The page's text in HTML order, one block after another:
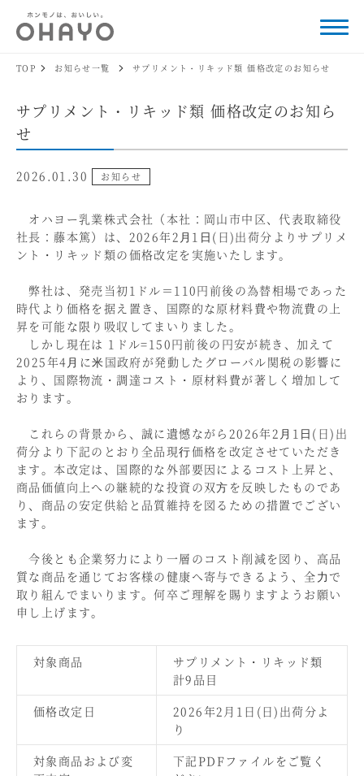
TOP お知らせ一覧 サプリメント・リキッド類 価格改定のお知らせ
サプリメント・リキッド類 価格改定のお知ら
せ
2026.01.30 お知らせ
オハヨー乳業株式会社（本社：岡山市中区、代表取締役
社長：藤本篤）は、2026年2⽉1⽇(日)出荷分よりサプリメ
ント・リキッド類の価格改定を実施いたします。
弊社は、発売当初1ドル＝110円前後の為替相場であった
時代より価格を据え置き、国際的な原材料費や物流費の上
昇を可能な限り吸収してまいりました。
しかし現在は 1ドル=150円前後の円安が続き、加えて
2025年4⽉に⽶国政府が発動したグローバル関税の影響に
より、国際物流・調達コスト・原材料費が著しく増加して
おります。
これらの背景から、誠に遺憾ながら2026年2⽉1⽇(日)出
荷分より下記のとおり全品現⾏価格を改定させていただき
ます。本改定は、国際的な外部要因によるコスト上昇と、
商品価値向上への継続的な投資の双⽅を反映したものであ
り、商品の安定供給と品質維持を図るための措置でござい
ます。
今後とも企業努力により一層のコスト削減を図り、高品
質な商品を通じてお客様の健康へ寄与できるよう、全⼒で
取り組んでまいります。何卒ご理解を賜りますようお願い
申し上げます。
対象商品
サプリメント・リキッド類
計9品目
価格改定日
2026年2月1日(日)出荷分よ
り
対象商品および変
下記PDFファイルをご覧く